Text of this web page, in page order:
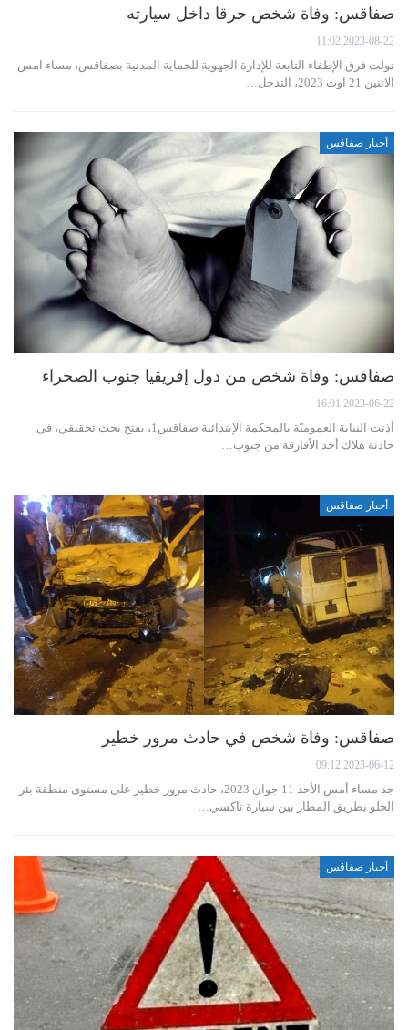
صفاقس: وفاة شخص حرقا داخل سيارته
2023-08-22 11:02
تولت فرق الإطفاء التابعة للإدارة الجهوية للحماية المدنية بصفاقس، مساء امس
الاثنين 21 اوت 2023، التدخل…
أخبار صفاقس
صفاقس: وفاة شخص من دول إفريقيا جنوب الصحراء
2023-06-22 16:01
أذنت النيابة العموميّة بالمحكمة الإبتدائية صفاقس1، بفتح بحث تحقيقي، في
حادثة هلاك أحد الأفارقة من جنوب…
أخبار صفاقس
صفاقس: وفاة شخص في حادث مرور خطير
2023-06-12 09:12
جد مساء أمس الأحد 11 جوان 2023، حادث مرور خطير على مستوى منطقة بئر
الحلو بطريق المطار بين سيارة تاكسي…
أخبار صفاقس